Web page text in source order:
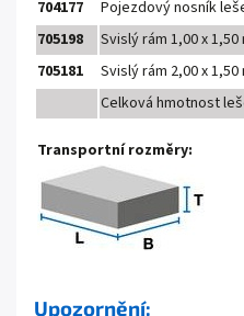
704177
Pojezdový nosník
705198
Svislý rám 1,00 x 1,50
705181
Svislý rám 2,00 x 1,50
Celková hmotnost
Transportní rozměry:
Upozornění: